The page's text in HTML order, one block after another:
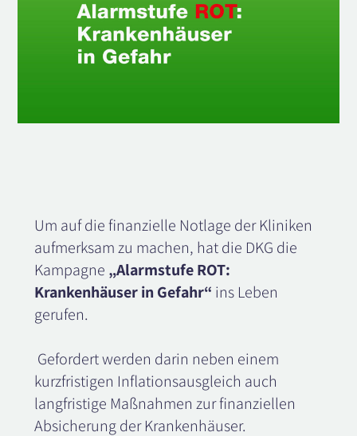
Um auf die finanzielle Notlage der Kliniken
aufmerksam zu machen, hat die DKG die
Kampagne „Alarmstufe ROT:
Krankenhäuser in Gefahr“ ins Leben
gerufen.
Gefordert werden darin neben einem
kurzfristigen Inflationsausgleich auch
langfristige Maßnahmen zur finanziellen
Absicherung der Krankenhäuser.